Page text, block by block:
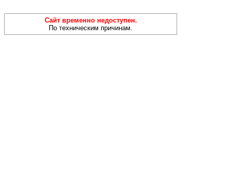
Сайт временно недоступен.
По техническим причинам.